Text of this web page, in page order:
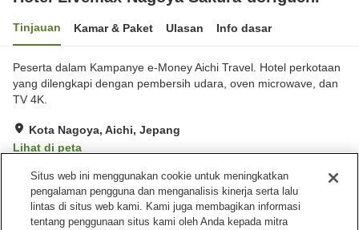
Tinjauan Kamar & Paket Ulasan Info dasar
Peserta dalam Kampanye e-Money Aichi Travel. Hotel perkotaan
yang dilengkapi dengan pembersih udara, oven microwave, dan
TV 4K.
Kota Nagoya, Aichi, Jepang
Lihat di peta
Baik Ulasan:224
Fasilitas properti
Situs web ini menggunakan cookie untuk meningkatkan
pengalaman pengguna dan menganalisis kinerja serta lalu
lintas di situs web kami. Kami juga membagikan informasi
tentang penggunaan situs kami oleh Anda kepada mitra